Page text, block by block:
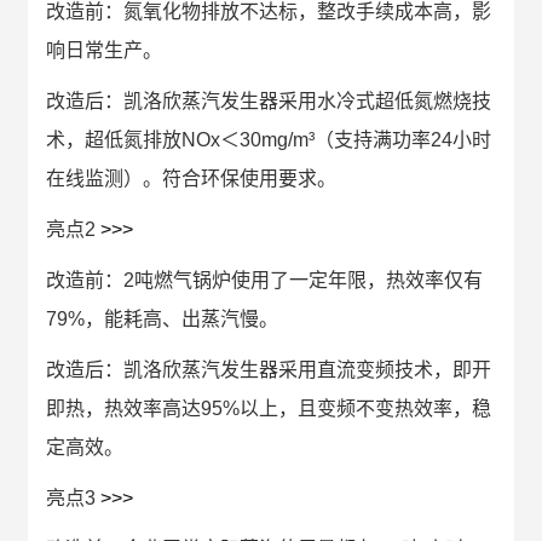
改造前：氮氧化物排放不达标，整改手续成本高，影
响日常生产。
改造后：凯洛欣蒸汽发生器采用水冷式超低氮燃烧技
术，超低氮排放NOx＜30mg/m³（支持满功率24小时
在线监测）。符合环保使用要求。
亮点2 >>>
改造前：2吨燃气锅炉使用了一定年限，热效率仅有
79%，能耗高、出蒸汽慢。
改造后：凯洛欣蒸汽发生器采用直流变频技术，即开
即热，热效率高达95%以上，且变频不变热效率，稳
定高效。
亮点3 >>>